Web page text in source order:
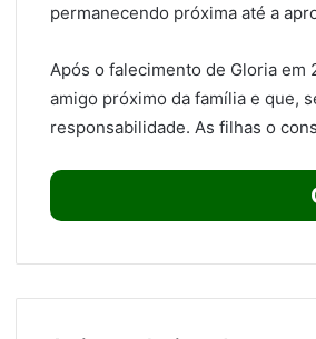
permanecendo próxima até a
Após o falecimento de Gloria em
amigo próximo da família e que,
responsabilidade. As filhas o